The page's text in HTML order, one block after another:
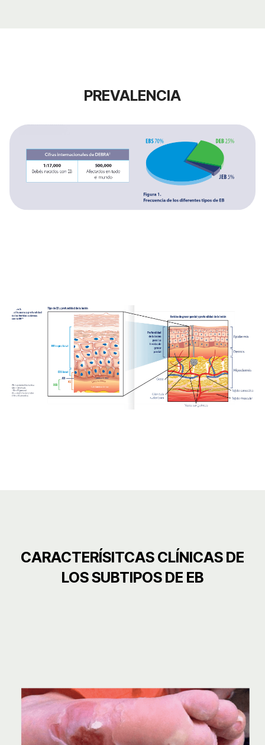
PREVALENCIA
CARACTERÍSITCAS CLÍNICAS DE
LOS SUBTIPOS DE EB